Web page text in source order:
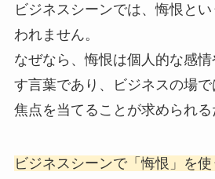
ビジネスシーンでは、悔恨と
われません。
なぜなら、悔恨は個人的な感
す言葉であり、ビジネスの場
焦点を当てることが求められる
ビジネスシーンで「悔恨」を